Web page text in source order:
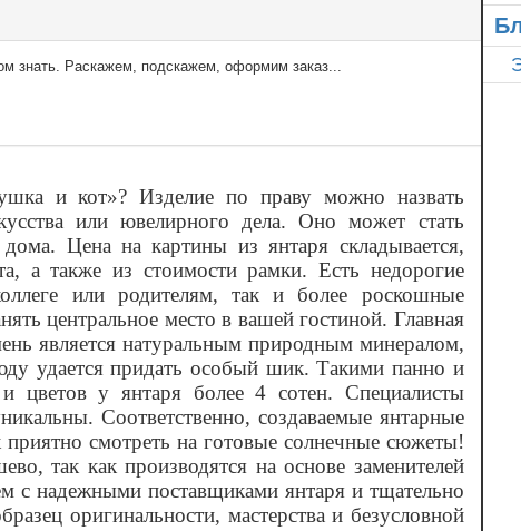
знать. Раскажем, подскажем, оформим заказ...
и кот»? Изделие по праву можно назвать
или ювелирного дела. Оно может стать
Цена на картины из янтаря складывается,
а также из стоимости рамки. Есть недорогие
или родителям, так и более роскошные
центральное место в вашей гостиной. Главная
является натуральным природным минералом,
удается придать особый шик. Такими панно и
цветов у янтаря более 4 сотен. Специалисты
Соответственно, создаваемые янтарные
смотреть на готовые солнечные сюжеты!
так как производятся на основе заменителей
с надежными поставщиками янтаря и тщательно
оригинальности, мастерства и безусловной